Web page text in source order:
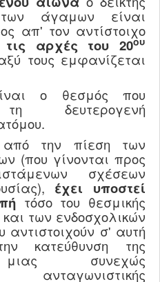
άγαμων είναι
απ' τον αντίστοιχο
αρχές του 20ου
τους εμφανίζεται
ο θεσμός που
δευτερογενή
την πίεση των
(που γίνονται προς
σχέσεων
έχει υποστεί
τόσο του θεσμικής
των ενδοσχολικών
σ' αυτή
κατεύθυνση της
συνεχώς
ανταγωνιστικής